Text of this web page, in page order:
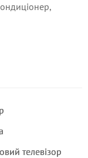
,
телевізор